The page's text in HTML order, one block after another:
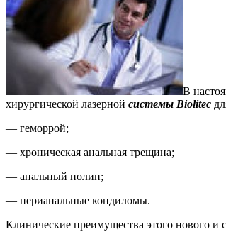
В
хирургической лазерной системы Biolitec
— геморрой;
— хроническая анальная трещина;
— анальный полип;
— перианальные кондиломы.
Клинические преимущества этого нового и